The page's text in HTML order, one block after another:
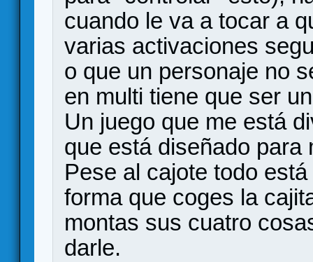
cuando le va a tocar a
varias activaciones
o que un personaje no
en multi tiene que ser
Un juego que me está
que está diseñado para
Pese al cajote todo
forma que coges la
montas sus cuatro
darle.